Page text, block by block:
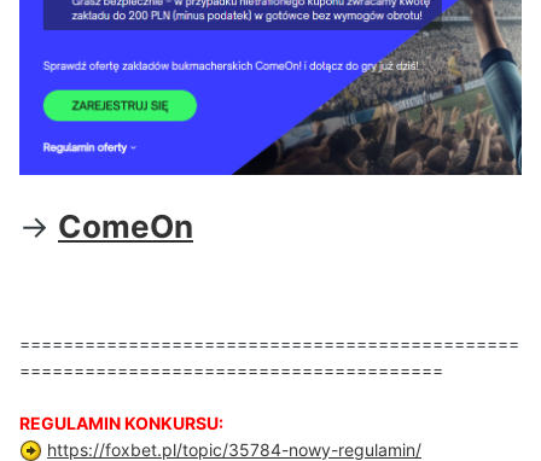
-> ComeOn
==============================================
=======================================
REGULAMIN KONKURSU:
https://foxbet.pl/topic/35784-nowy-regulamin/